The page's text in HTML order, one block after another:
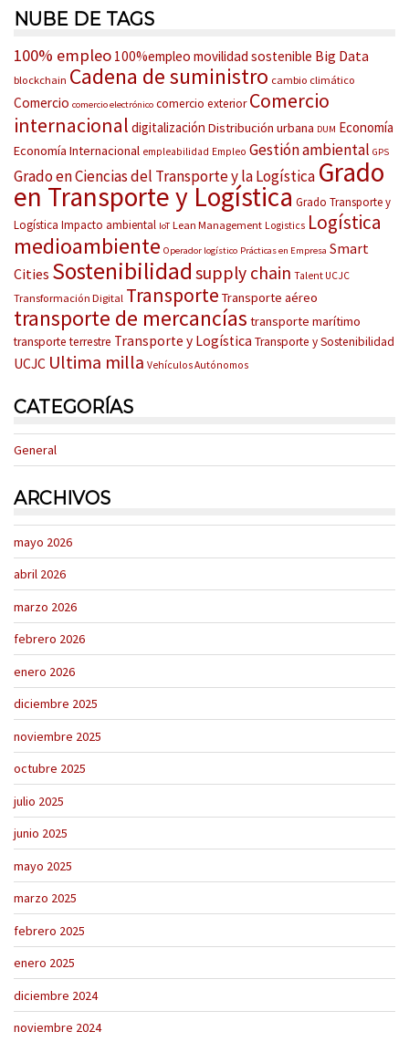
NUBE DE TAGS
100% empleo 100%empleo movilidad sostenible Big Data
blockchain Cadena de suministro cambio climático
Comercio comercio electrónico comercio exterior Comercio
internacional digitalización Distribución urbana DUM Economía
Economía Internacional empleabilidad Empleo Gestión ambiental GPS
Grado en Ciencias del Transporte y la Logística Grado
en Transporte y Logística Grado Transporte y
Logística Impacto ambiental IoT Lean Management Logistics Logística
medioambiente Operador logístico Prácticas en Empresa Smart
Cities Sostenibilidad supply chain Talent UCJC
Transformación Digital Transporte Transporte aéreo
transporte de mercancías transporte marítimo
transporte terrestre Transporte y Logística Transporte y Sostenibilidad
UCJC Ultima milla Vehículos Autónomos
CATEGORÍAS
General
ARCHIVOS
mayo 2026
abril 2026
marzo 2026
febrero 2026
enero 2026
diciembre 2025
noviembre 2025
octubre 2025
julio 2025
junio 2025
mayo 2025
marzo 2025
febrero 2025
enero 2025
diciembre 2024
noviembre 2024